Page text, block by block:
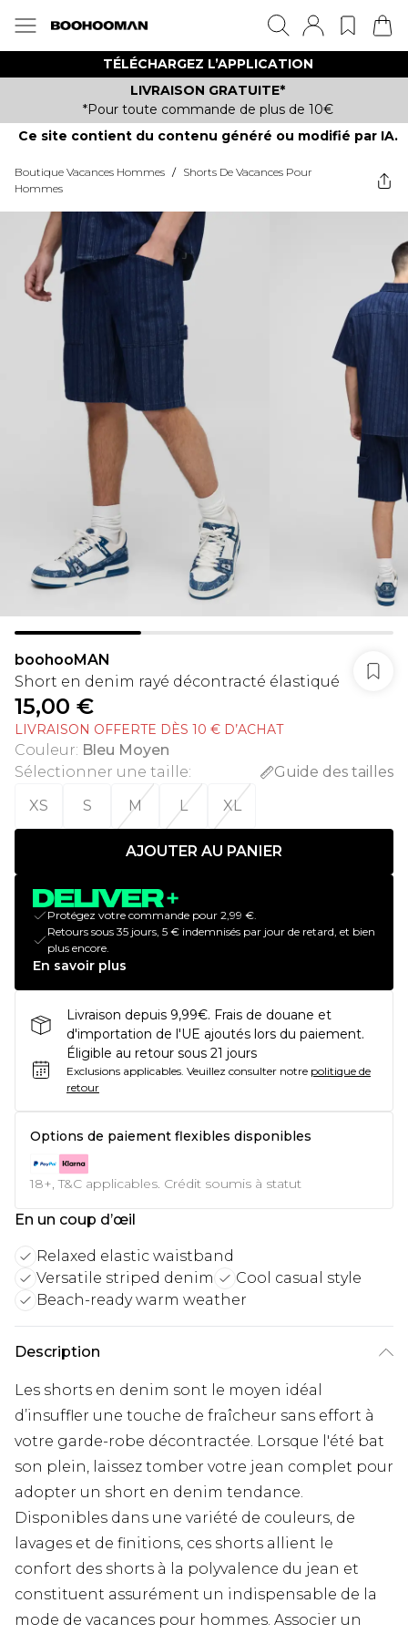
TÉLÉCHARGEZ L’APPLICATION
LIVRAISON GRATUITE*
*Pour toute commande de plus de 10€
Ce site contient du contenu généré ou modifié par IA.
Boutique Vacances Hommes / Shorts De Vacances Pour
Hommes
boohooMAN
Short en denim rayé décontracté élastiqué
15,00 €
LIVRAISON OFFERTE DÈS 10 € D’ACHAT
Couleur: Bleu Moyen
Sélectionner une taille:
Guide des tailles
XS
S M L XL
AJOUTER AU PANIER
Protégez votre commande pour 2,99 €.
Retours sous 35 jours, 5 € indemnisés par jour de retard, et bien
plus encore.
En savoir plus
Livraison depuis 9,99€. Frais de douane et
d'importation de l'UE ajoutés lors du paiement.
Éligible au retour sous 21 jours
Exclusions applicables. Veuillez consulter notre politique de
retour
Options de paiement flexibles disponibles
18+, T&C applicables. Crédit soumis à statut
En un coup d’œil
Relaxed elastic waistband
Versatile striped denim
Cool casual style
Beach-ready warm weather
Description
Les shorts en denim sont le moyen idéal
d’insuffler une touche de fraîcheur sans effort à
votre garde-robe décontractée. Lorsque l'été bat
son plein, laissez tomber votre jean complet pour
adopter un short en denim tendance.
Disponibles dans une variété de couleurs, de
lavages et de finitions, ces shorts allient le
confort des shorts à la polyvalence du jean et
constituent assurément un indispensable de la
mode de vacances pour hommes. Associer un